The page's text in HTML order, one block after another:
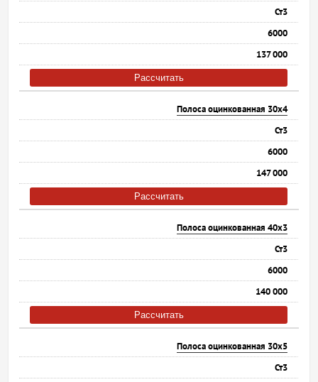
Ст3
6000
137 000
Рассчитать
Полоса оцинкованная 30х4
Ст3
6000
147 000
Рассчитать
Полоса оцинкованная 40х3
Ст3
6000
140 000
Рассчитать
Полоса оцинкованная 30х5
Ст3